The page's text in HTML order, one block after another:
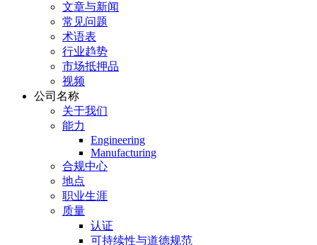
文章与新闻
常见问题
术语表
行业趋势
市场抵押品
视频
公司名称
关于我们
能力
Engineering
Manufacturing
合规中心
地点
职业生涯
质量
认证
可持续性与道德规范